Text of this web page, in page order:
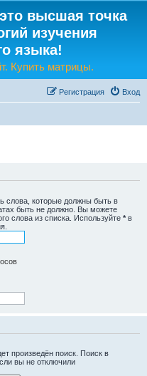
высшая точка
изучения
языка!
Купить матрицы.
Вход
Регистрация
слова, которые должны быть в
быть не должно. Вы можете
слова из списка. Используйте * в
произведён поиск. Поиск в
вы не отключили